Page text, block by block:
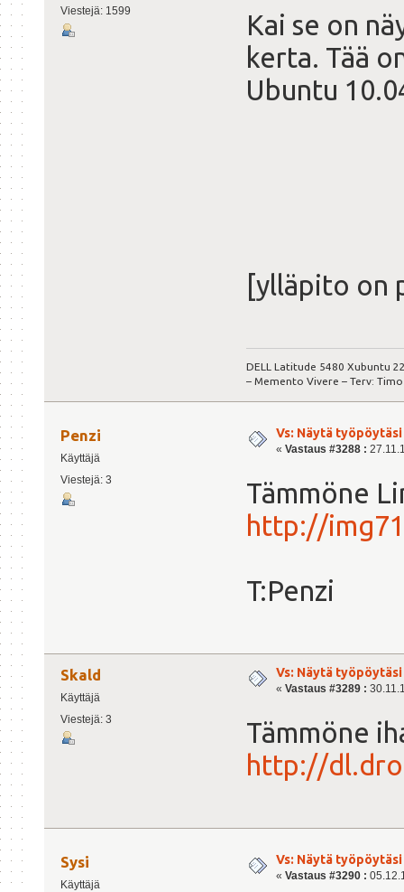
Viestejä: 1599
Kai se on
kerta. Tää
Ubuntu
[ylläpito on
DELL Latitude 5480 Xubuntu
– Memento Vivere – Terv: Timo
Penzi
Käyttäjä
Viestejä: 3
Vs: Näytä työpöytäsi
« Vastaus #3288 :
Tämmöne
http://
T:Penzi
Skald
Käyttäjä
Viestejä: 3
Vs: Näytä työpöytäsi
« Vastaus #3289 :
Tämmöne
http://
Sysi
Käyttäjä
Vs: Näytä työpöytäsi
« Vastaus #3290 :